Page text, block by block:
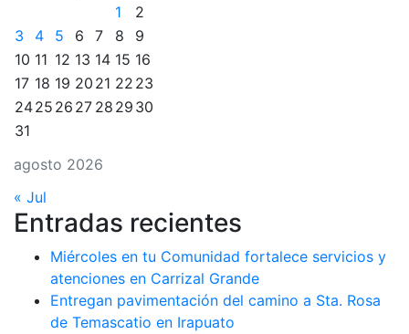
agosto 2026
1
2
3
4 5 6 7 8
9
10 11 12 13 14 15 16
17 18 19 20 21 22 23
2425 26 27 28 29 30
31
« Jul
Entradas recientes
Miércoles en tu Comunidad fortalece servicios y
atenciones en Carrizal Grande
Entregan pavimentación del camino a Sta. Rosa
de Temascatio en Irapuato